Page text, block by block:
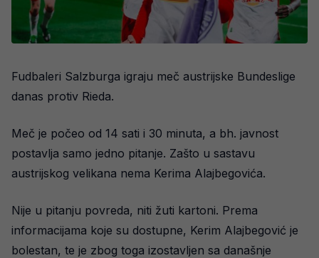
Fudbaleri Salzburga igraju meč austrijske Bundeslige
danas protiv Rieda.
Meč je počeo od 14 sati i 30 minuta, a bh. javnost
postavlja samo jedno pitanje. Zašto u sastavu
austrijskog velikana nema Kerima Alajbegovića.
Nije u pitanju povreda, niti žuti kartoni. Prema
informacijama koje su dostupne, Kerim Alajbegović je
bolestan, te je zbog toga izostavljen sa današnje